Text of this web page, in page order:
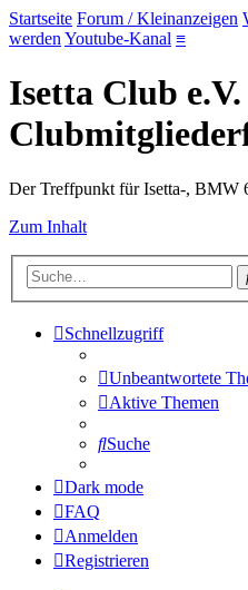
Startseite Forum / Kleinanzeigen
werden Youtube-Kanal ≡
Isetta Club
Der Treffpunkt für Isetta-, BMW
Zum Inhalt
Schnellzugriff
Unbeantwortete
Aktive Themen
Suche
Dark mode
FAQ
Anmelden
Registrieren